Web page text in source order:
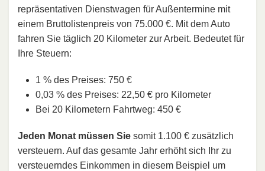
repräsentativen Dienstwagen für Außentermine mit
einem Bruttolistenpreis von 75.000 €. Mit dem Auto
fahren Sie täglich 20 Kilometer zur Arbeit. Bedeutet für
Ihre Steuern:
1 % des Preises: 750 €
0,03 % des Preises: 22,50 € pro Kilometer
Bei 20 Kilometern Fahrtweg: 450 €
Jeden Monat müssen Sie somit 1.100 € zusätzlich
versteuern. Auf das gesamte Jahr erhöht sich Ihr zu
versteuerndes Einkommen in diesem Beispiel um